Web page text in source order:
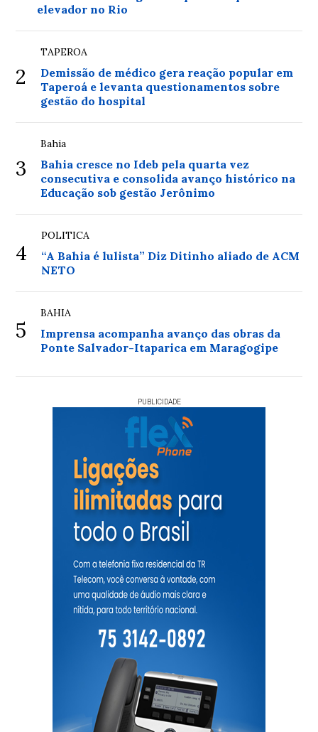
elevador no Rio
2
TAPEROA
Demissão de médico gera reação popular em
Taperoá e levanta questionamentos sobre
gestão do hospital
3
Bahia
Bahia cresce no Ideb pela quarta vez
consecutiva e consolida avanço histórico na
Educação sob gestão Jerônimo
4
POLITICA
“A Bahia é lulista” Diz Ditinho aliado de ACM
NETO
5
BAHIA
Imprensa acompanha avanço das obras da
Ponte Salvador-Itaparica em Maragogipe
PUBLICIDADE